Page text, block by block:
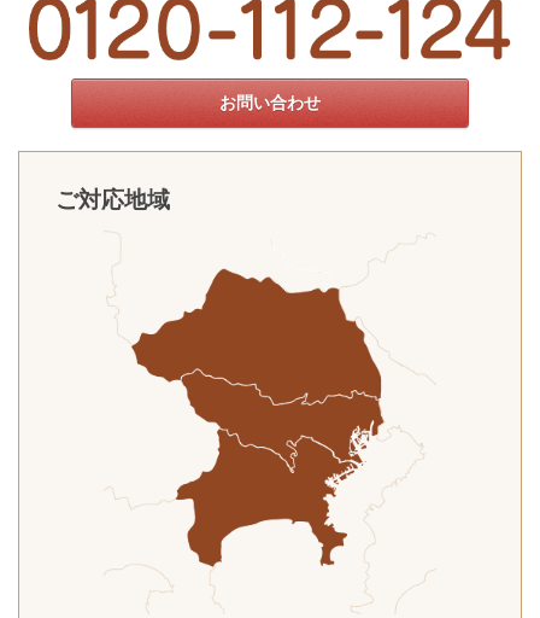
お問い合わせ
ご対応地域